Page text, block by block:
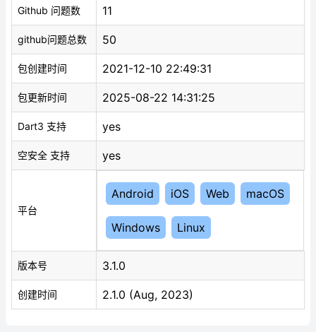
Github 问题数 11
github问题总数 50
包创建时间 2021-12-10 22:49:31
包更新时间 2025-08-22 14:31:25
Dart3 支持 yes
空安全 支持 yes
平台
Android iOS Web macOS
Windows Linux
版本号 3.1.0
创建时间 2.1.0 (Aug, 2023)